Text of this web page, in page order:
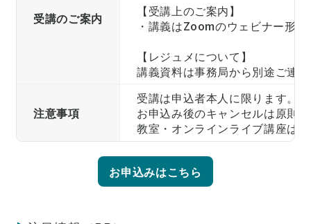
受講のご案内
【受講上のご案内】
・講義はZoomのウェビナー形
【レジュメについて】
講義資料は事務局から別途ご連
注意事項
受講は申込者本人に限ります。
お申込み後のキャンセルは原則
教室・オンラインライブ講座は
お申込みはこちら